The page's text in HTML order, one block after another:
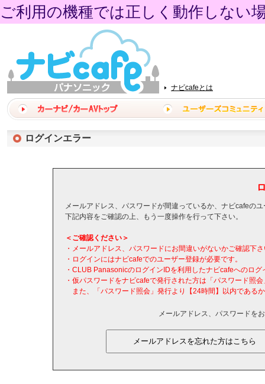
ご利用の機種では正しく動作しない
ナビcafeとは
ログインエラー
メールアドレス、パスワードが間違っているか、ナビcafeの
下記内容をご確認の上、もう一度操作を行って下さい。
＜ご確認ください＞
・メールアドレス、パスワードにお間違いがないかご確認下
・ログインにはナビcafeでのユーザー登録が必要です。
・CLUB PanasonicのログインIDを利用したナビcafeへのロ
・仮パスワードをナビcafeで発行された方は「パスワード照
また、「パスワード照会」発行より【24時間】以内である
メールアドレス、パスワードを